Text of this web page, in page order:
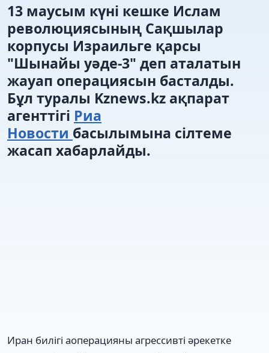
13 маусым күні кешке Ислам
революциясының Сақшылар
корпусы Израильге қарсы
"Шынайы уәде-3" деп аталатын
жауап операциясын басталды.
Бұл туралы Kznews.kz ақпарат
агенттігі Риа
Новости басылымына сілтеме
жасап хабарлайды.
Иран билігі аоперацияны агрессивті әрекетке